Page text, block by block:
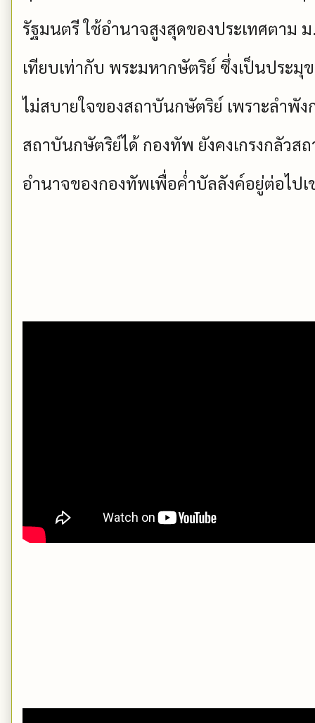
รัฐมนตรี ใช้อำนาจสูงสุดของประเทศตาม
เทียบเท่ากับ พระมหากษัตริย์ ซึ่งเป็นประ
ไม่สบายใจของสถาบันกษัตริย์ เพราะลำพั
สถาบันกษัตริย์ได กองทัพ ยังคงเกรงกลัว
อำนาจของกองทัพเพื่อค่ำบัลลังค์อยู่ต่อไปเ